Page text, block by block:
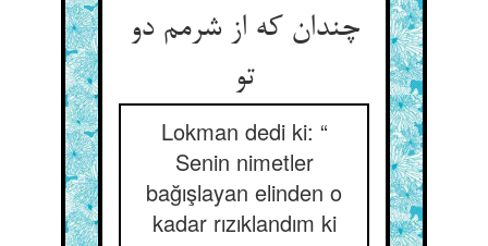
چندان که از شرمم دو
تو
Lokman dedi ki: “
Senin nimetler
bağışlayan elinden o
kadar rızıklandım ki